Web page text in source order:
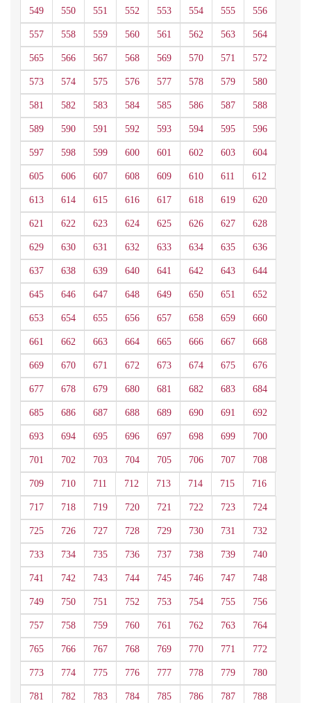
549 550 551 552 553 554 555 556
557 558 559 560 561 562 563 564
565 566 567 568 569 570 571 572
573 574 575 576 577 578 579 580
581 582 583 584 585 586 587 588
589 590 591 592 593 594 595 596
597 598 599 600 601 602 603 604
605 606 607 608 609 610 611 612
613 614 615 616 617 618 619 620
621 622 623 624 625 626 627 628
629 630 631 632 633 634 635 636
637 638 639 640 641 642 643 644
645 646 647 648 649 650 651 652
653 654 655 656 657 658 659 660
661 662 663 664 665 666 667 668
669 670 671 672 673 674 675 676
677 678 679 680 681 682 683 684
685 686 687 688 689 690 691 692
693 694 695 696 697 698 699 700
701 702 703 704 705 706 707 708
709 710 711 712 713 714 715 716
717 718 719 720 721 722 723 724
725 726 727 728 729 730 731 732
733 734 735 736 737 738 739 740
741 742 743 744 745 746 747 748
749 750 751 752 753 754 755 756
757 758 759 760 761 762 763 764
765 766 767 768 769 770 771 772
773 774 775 776 777 778 779 780
781 782 783 784 785 786 787 788